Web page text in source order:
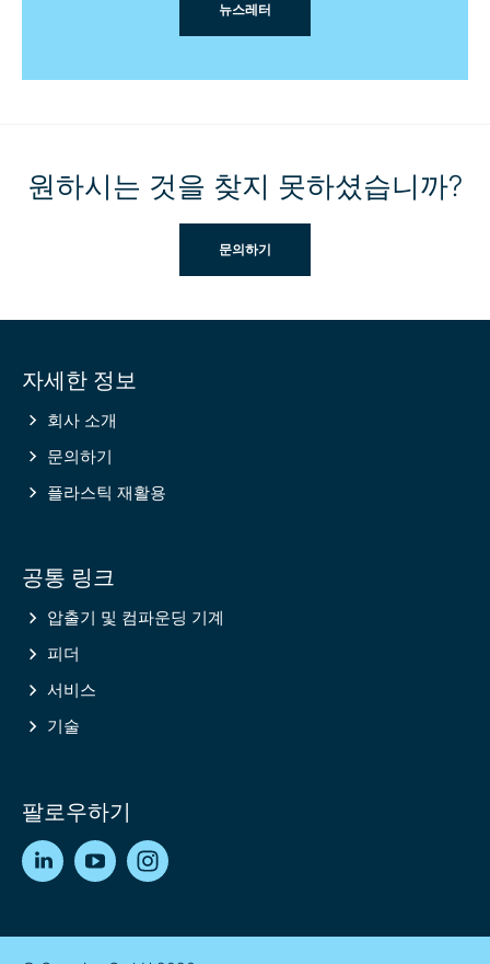
뉴스레터
원하시는 것을 찾지 못하셨습니까?
문의하기
information
자세한 정보
회사 소개
문의하기
플라스틱 재활용
공통 링크
압출기 및 컴파운딩 기계
피더
서비스
기술
팔로우하기
LinkedInYouTube